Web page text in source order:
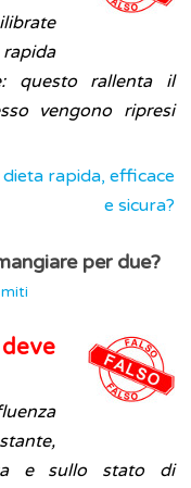
questo rallenta il
vengono ripresi
rapida, efficace
e sicura?
per due?
miti
e sullo stato di